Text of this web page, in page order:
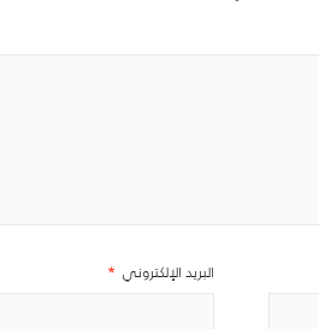
البريد الإلكتروني *